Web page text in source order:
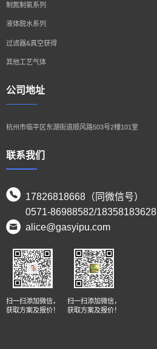
制氮制氧系列
液体脱水系列
过滤器&真空获得
其他工艺气体
公司地址
杭州市临平区东湖街道顺风路503号2幢101室
联系我们
17826818668（同微信号）
0571-86988582/18358183628
alice@gasyipu.com
扫一扫添加微信，
获取方案及报价！
扫一扫添加微信，
获取方案及报价！